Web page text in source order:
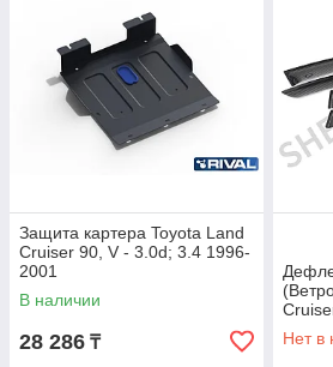
Защита картера Toyota Land
Cruiser 90, V - 3.0d; 3.4 1996-
2001
В наличии
28 286 ₸
Нет в